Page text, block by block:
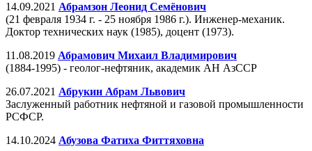
14.09.2021 Абрамзон Леонид Семёнович
(21 февраля 1934 г. - 25 ноября 1986 г.). Инженер-механик.
Доктор технических наук (1985), доцент (1973).
11.08.2019 Абрамович Михаил Владимирович
(1884-1995) - геолог-нефтяник, академик АН АзССР
26.07.2021 Абрукин Абрам Львович
Заслуженный работник нефтяной и газовой промышленности
РСФСР.
14.10.2024 Абузова Фатиха Фиттяховна